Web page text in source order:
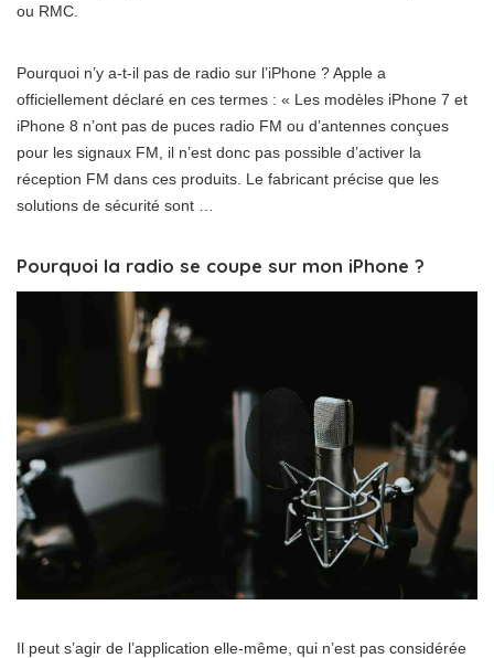
ou RMC.
Pourquoi n’y a-t-il pas de radio sur l’iPhone ? Apple a
officiellement déclaré en ces termes : « Les modèles iPhone 7 et
iPhone 8 n’ont pas de puces radio FM ou d’antennes conçues
pour les signaux FM, il n’est donc pas possible d’activer la
réception FM dans ces produits. Le fabricant précise que les
solutions de sécurité sont …
Pourquoi la radio se coupe sur mon iPhone ?
Il peut s’agir de l’application elle-même, qui n’est pas considérée